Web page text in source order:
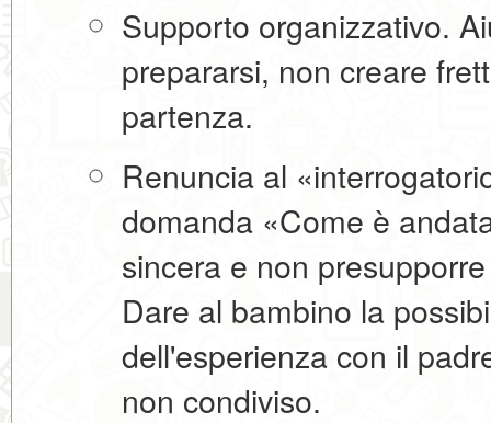
Supporto organizzativo.
prepararsi, non creare
partenza.
Renuncia al
domanda «Come è
sincera e non
Dare al bambino la
dell'esperienza con il
non condiviso.